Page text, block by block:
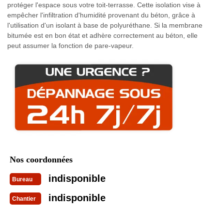
protéger l'espace sous votre toit-terrasse. Cette isolation vise à
empêcher l'infiltration d'humidité provenant du béton, grâce à
l'utilisation d'un isolant à base de polyuréthane. Si la membrane
bitumée est en bon état et adhère correctement au béton, elle
peut assumer la fonction de pare-vapeur.
Nos coordonnées
Bureau indisponible
Chantier indisponible